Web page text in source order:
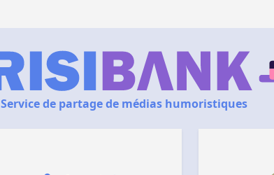
Service de partage de médias humoristiques